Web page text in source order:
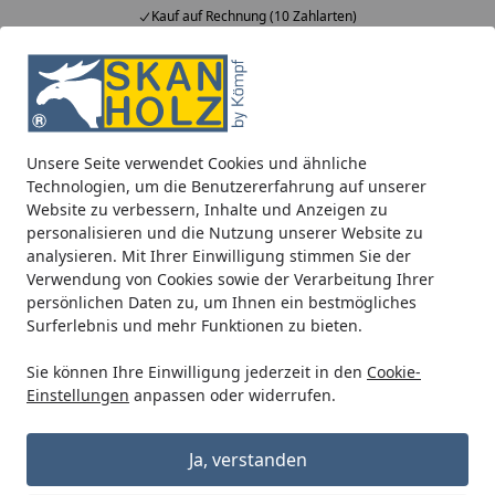
Unsere Seite verwendet Cookies und ähnliche
Technologien, um die Benutzererfahrung auf unserer
Website zu verbessern, Inhalte und Anzeigen zu
personalisieren und die Nutzung unserer Website zu
analysieren. Mit Ihrer Einwilligung stimmen Sie der
Verwendung von Cookies sowie der Verarbeitung Ihrer
persönlichen Daten zu, um Ihnen ein bestmögliches
Surferlebnis und mehr Funktionen zu bieten.
Sie können Ihre Einwilligung jederzeit in den Cookie-
Einstellungen anpassen oder widerrufen.
Ja, verstanden
Kauf auf Rechnung (10 Zahlarten)
Alle Produkte
Mein Konto
Suchen
Startseite
Blockbohlenhäuser Blockbohlenhäuser 45 mm
Skan Holz Gartenhaus Arnheim - 45
mm